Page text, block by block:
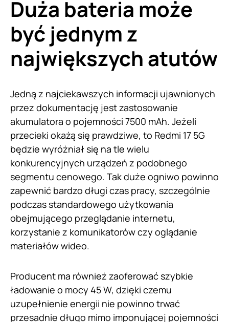
Duża bateria może
być jednym z
największych atutów
Jedną z najciekawszych informacji ujawnionych
przez dokumentację jest zastosowanie
akumulatora o pojemności 7500 mAh. Jeżeli
przecieki okażą się prawdziwe, to Redmi 17 5G
będzie wyróżniał się na tle wielu
konkurencyjnych urządzeń z podobnego
segmentu cenowego. Tak duże ogniwo powinno
zapewnić bardzo długi czas pracy, szczególnie
podczas standardowego użytkowania
obejmującego przeglądanie internetu,
korzystanie z komunikatorów czy oglądanie
materiałów wideo.
Producent ma również zaoferować szybkie
ładowanie o mocy 45 W, dzięki czemu
uzupełnienie energii nie powinno trwać
przesadnie długo mimo imponującej pojemności